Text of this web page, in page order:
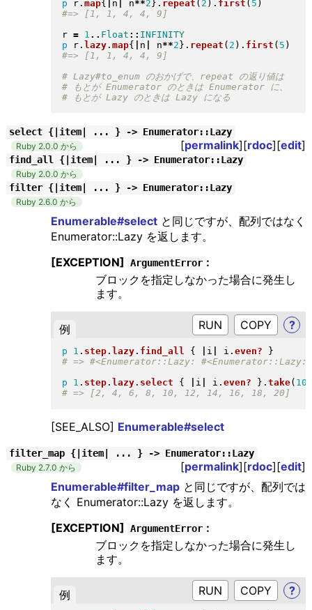
p r. map{ n n**2 } . repeat ( 2 ) . first ( 5 )
r = 1 .. Float :: INFINITY
p r. lazy. map{ n n**2} . repeat ( 2 ) . first ( 5 )
# Lazy#to_enum のおかげで、repeat の返り値は
select {|item| ... } -> Enumerator::Lazy
Ruby 2.0.0 から [permalink][rdoc][edit]
find_all {|item| ... } -> Enumerator::Lazy
Ruby 2.0.0 から
filter {|item| ... } -> Enumerator::Lazy
Ruby 2.6.0 から
Enumerable#selectと同じですが、配列ではなく
Enumerator::Lazy を返します。
[EXCEPTION]
ArgumentError :
ブロックを指定しなかった場合に発生し
ます。
例 RUN ?
p 1 . step. lazy. find_all { i i . even? }
p 1 . step. lazy. select { i i . even? } . take( 10
[SEE_ALSO] Enumerable#select
filter_map {|item| ... } -> Enumerator::Lazy
Ruby 2.7.0 から [permalink][rdoc][edit]
Enumerable#filter_mapと同じですが、配列では
なく Enumerator::Lazy を返します。
[EXCEPTION]
ArgumentError :
ブロックを指定しなかった場合に発生し
ます。
例 RUN ?